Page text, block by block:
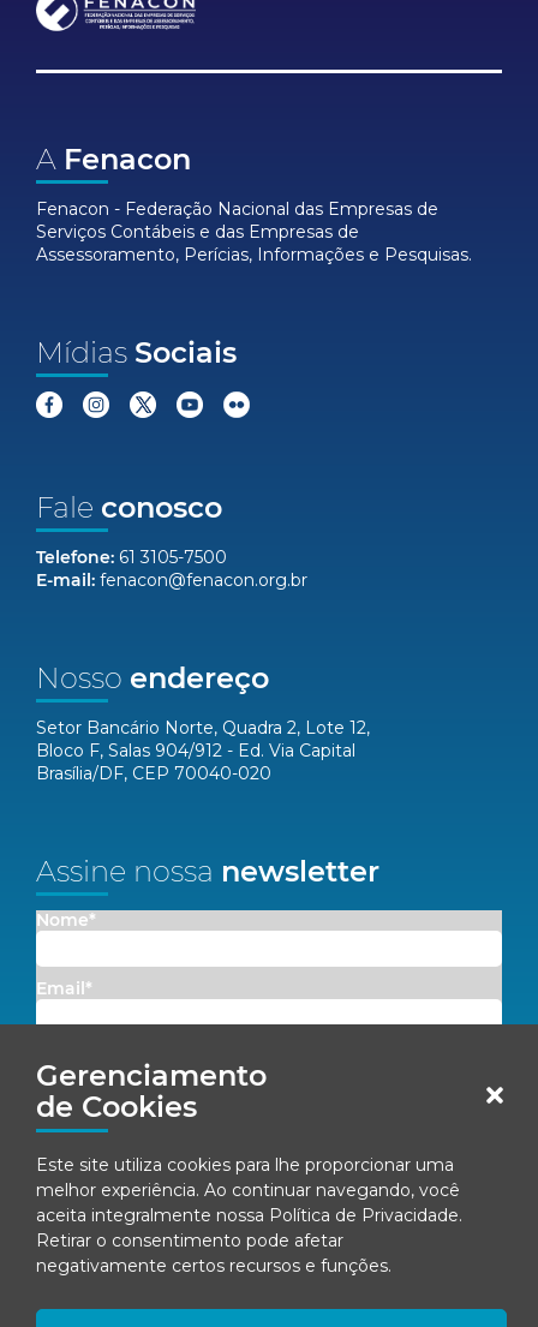
Gerenciamento
de Cookies
Este site utiliza cookies para lhe proporcionar uma
melhor experiência. Ao continuar navegando, você
aceita integralmente nossa Política de Privacidade.
Retirar o consentimento pode afetar
negativamente certos recursos e funções.
A Fenacon
Fenacon - Federação Nacional das Empresas de
Serviços Contábeis e das Empresas de
Assessoramento, Perícias, Informações e Pesquisas.
Mídias Sociais
Fale conosco
Telefone: 61 3105-7500
E-mail: fenacon@fenacon.org.br
Nosso endereço
Setor Bancário Norte, Quadra 2, Lote 12,
Bloco F, Salas 904/912 - Ed. Via Capital
Brasília/DF, CEP 70040-020
Assine nossa newsletter
Nome*
Email*
Concordo em receber comunicações da Fenacon.
Ao se inscrever, você concorda com nossaPolítica de Privacidade
© Fenacon 2026